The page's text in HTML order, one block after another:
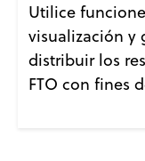
Utilice
visualización y
distribuir los
FTO con fines